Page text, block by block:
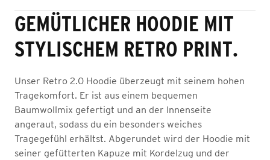
GEMÜTLICHER HOODIE MIT
STYLISCHEM RETRO PRINT.
Unser Retro 2.0 Hoodie überzeugt mit seinem hohen
Tragekomfort. Er ist aus einem bequemen
Baumwollmix gefertigt und an der Innenseite
angeraut, sodass du ein besonders weiches
Tragegefühl erhältst. Abgerundet wird der Hoodie mit
seiner gefütterten Kapuze mit Kordelzug und der